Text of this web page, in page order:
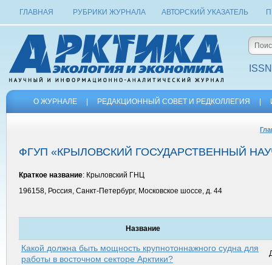
ГЛАВНАЯ РУБРИКИ ЖУРНАЛА АВТОРСКИЙ УКАЗАТЕЛЬ
О ЖУРНАЛЕ РЕДАКЦИОННЫЙ СОВЕТ И РЕДКОЛЛЕГИЯ
ФГУП «КРЫЛОВСКИЙ ГОСУДАРСТВЕННЫЙ
Краткое название: Крыловский ГНЦ
196158, Россия, Санкт-Петербург, Московское шоссе, д. 44
Название
Какой должна быть мощность крупнотоннажного судна для
работы в восточном секторе Арк­тики?